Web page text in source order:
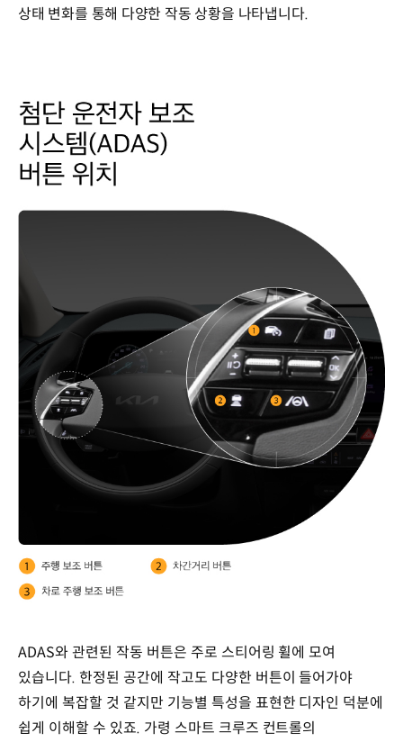
상태 변화를 통해 다양한 작동 상황을 나타냅니다.
ADAS와 관련된 작동 버튼은 주로 스티어링 휠에 모여
있습니다. 한정된 공간에 작고도 다양한 버튼이 들어가야
하기에 복잡할 것 같지만 기능별 특성을 표현한 디자인 덕분에
쉽게 이해할 수 있죠. 가령 스마트 크루즈 컨트롤의